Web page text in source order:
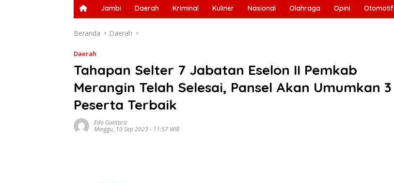
Jambi Daerah Kriminal Kuliner Nasional Olahraga Opini Otomotif
Beranda Daerah
Daerah
Tahapan Selter 7 Jabatan Eselon II Pemkab
Merangin Telah Selesai, Pansel Akan Umumkan 3
Peserta Terbaik
Edo Guntara
Minggu, 10 Sep 2023 - 11:57 WIB